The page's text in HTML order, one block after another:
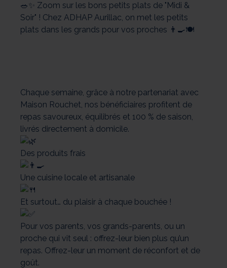
🥗✨ Zoom sur les bons petits plats de "Midi &
Soir" ! Chez ADHAP Aurillac, on met les petits
plats dans les grands pour vos proches 👨‍🍳🍽️
Chaque semaine, grâce à notre partenariat avec
Maison Rouchet, nos bénéficiaires profitent de
repas savoureux, équilibrés et 100 % de saison,
livrés directement à domicile.
Des produits frais
Une cuisine locale et artisanale
Et surtout… du plaisir à chaque bouchée !
Pour vos parents, vos grands-parents, ou un
proche qui vit seul : offrez-leur bien plus qu’un
repas. Offrez-leur un moment de réconfort et de
goût.